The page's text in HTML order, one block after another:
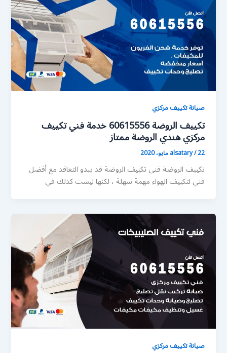
صيانة تكييف مركزي
تكييف الروضة 60615556 خدمة فني تكييف
مركزي هندي الروضة ممتاز
alsatary/22 مايو، 2020
تكييف الروضة فني تكييف الروضة قد يبدو التعاقد مع أفضل
فني لتكييف الهواء مهمة سهلة ، لكنها ليست كذلك في
صيانة تكييف مركزي